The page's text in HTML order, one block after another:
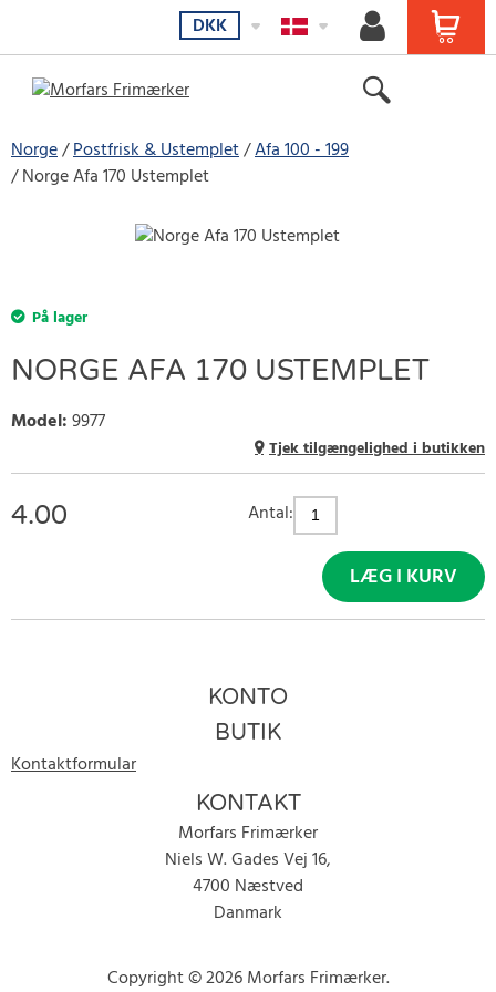
DKK
Norge Postfrisk & Ustemplet Afa 100 - 199
Norge Afa 170 Ustemplet
På lager
NORGE AFA 170 USTEMPLET
Model:9977
Tjek tilgængelighed i butikken
4.00 Antal:
LÆG I KURV
KONTO
BUTIK
Kontaktformular
KONTAKT
Morfars Frimærker
Niels W. Gades Vej 16,
4700 Næstved
Danmark
Copyright © 2026 Morfars Frimærker.